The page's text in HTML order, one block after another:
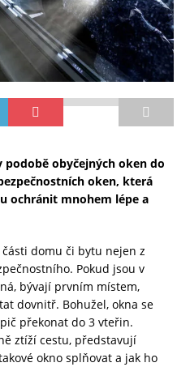
obyčejných oken do
oken, která
ochránit mnohem lépe a
domu či bytu nejen z
Pokud jsou v
bývají prvním místem,
dovnitř. Bohužel, okna se
překonat do 3 vteřin.
ztíží cestu, představují
okno splňovat a jak ho